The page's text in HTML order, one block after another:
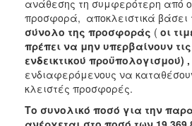
2016
2015
2013
ανάθεσης τη συμφερότερη από
προσφορά, αποκλειστικά βάσει
σύνολο της προσφοράς ( οι
πρέπει να μην υπερβαίνουν τις
ενδεικτικού προϋπολογισμού) ,
ενδιαφερόμενους να
κλειστές προσφορές.
Το συνολικό ποσό για την